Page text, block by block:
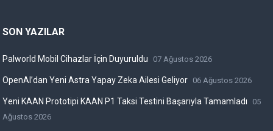
SON YAZILAR
Palworld Mobil Cihazlar İçin Duyuruldu 07 Ağustos 2026
OpenAI’dan Yeni Astra Yapay Zeka Ailesi Geliyor 06 Ağustos 2026
Yeni KAAN Prototipi KAAN P1 Taksi Testini Başarıyla Tamamladı
05
Ağustos 2026